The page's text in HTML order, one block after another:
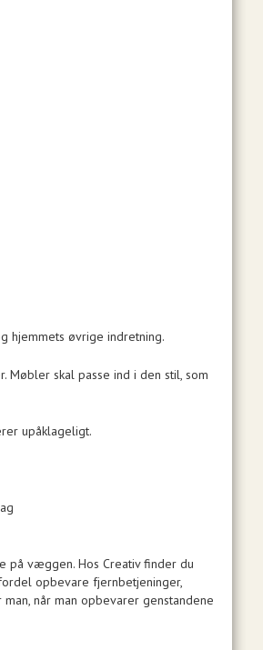
hjemmets øvrige indretning.
skal passe ind i den stil, som
upåklageligt.
på væggen. Hos Creativ finder du
opbevare fjernbetjeninger,
når man opbevarer genstandene